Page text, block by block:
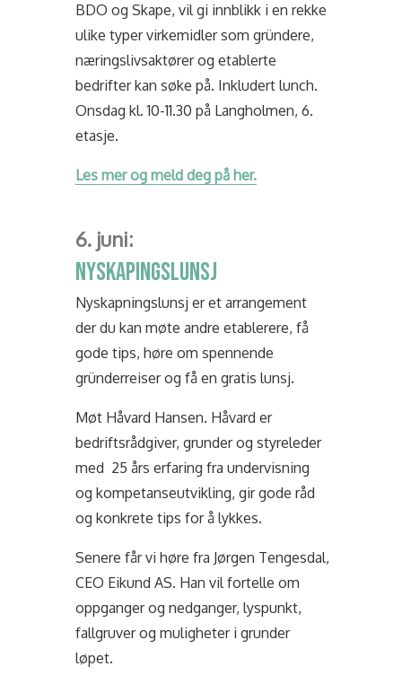
BDO og Skape, vil gi innblikk i en rekke
ulike typer virkemidler som gründere,
næringslivsaktører og etablerte
bedrifter kan søke på. Inkludert lunch.
Onsdag kl. 10-11.30 på Langholmen, 6.
etasje.
Les mer og meld deg på her.
6. juni:
NYSKAPINGSLUNSJ
Nyskapningslunsj er et arrangement
der du kan møte andre etablerere, få
gode tips, høre om spennende
gründerreiser og få en gratis lunsj.
Møt Håvard Hansen. Håvard er
bedriftsrådgiver, grunder og styreleder
med 25 års erfaring fra undervisning
og kompetanseutvikling, gir gode råd
og konkrete tips for å lykkes.
Senere får vi høre fra Jørgen Tengesdal,
CEO Eikund AS. Han vil fortelle om
oppganger og nedganger, lyspunkt,
fallgruver og muligheter i grunder
løpet.